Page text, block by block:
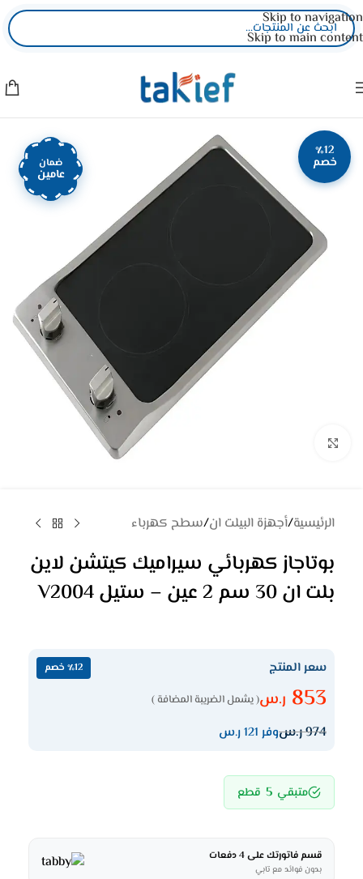
Skip to navigation
Skip to main content
٪12
خصم ضمان
عامين
الرئيسية/أجهزة البيلت ان/سطح كهرباء
بوتاجاز كهربائي سيراميك كيتشن لاين
بلت ان 30 سم 2 عين – ستيل V2004
سعر المنتج ٪12 خصم
853 ر.س( يشمل الضريبة المضافة )
974ر.سوفر 121 ر.س
متبقي 5 قطع
قسم فاتورتك على 4 دفعات
بدون فوائد مع تابي